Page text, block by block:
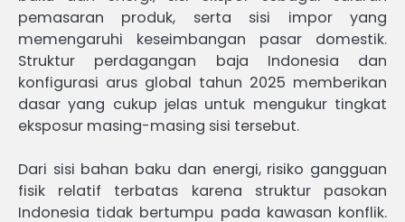
pemasaran produk, serta sisi impor yang
memengaruhi keseimbangan pasar domestik.
Struktur perdagangan baja Indonesia dan
konfigurasi arus global tahun 2025 memberikan
dasar yang cukup jelas untuk mengukur tingkat
eksposur masing-masing sisi tersebut.
Dari sisi bahan baku dan energi, risiko gangguan
fisik relatif terbatas karena struktur pasokan
Indonesia tidak bertumpu pada kawasan konflik.